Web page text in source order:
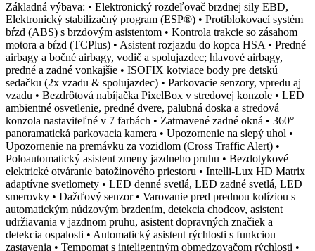
Základná výbava: • Elektronický rozdeľovač brzdnej sily EBD,
Elektronický stabilizačný program (ESP®) • Protiblokovací systém
bŕzd (ABS) s brzdovým asistentom • Kontrola trakcie so zásahom
motora a bŕzd (TCPlus) • Asistent rozjazdu do kopca HSA • Predné
airbagy a bočné airbagy, vodič a spolujazdec; hlavové airbagy,
predné a zadné vonkajšie • ISOFIX kotviace body pre detskú
sedačku (2x vzadu & spolujazdec) • Parkovacie senzory, vpredu aj
vzadu • Bezdrôtová nabíjačka PixelBox v stredovej konzole • LED
ambientné osvetlenie, predné dvere, palubná doska a stredová
konzola nastaviteľné v 7 farbách • Zatmavené zadné okná • 360°
panoramatická parkovacia kamera • Upozornenie na slepý uhol •
Upozornenie na premávku za vozidlom (Cross Traffic Alert) •
Poloautomatický asistent zmeny jazdneho pruhu • Bezdotykové
elektrické otváranie batožinového priestoru • Intelli-Lux HD Matrix
adaptívne svetlomety • LED denné svetlá, LED zadné svetlá, LED
smerovky • Dažďový senzor • Varovanie pred prednou kolíziou s
automatickým núdzovým brzdením, detekcia chodcov, asistent
udržiavania v jazdnom pruhu, asistent dopravných značiek a
detekcia ospalosti • Automatický asistent rýchlosti s funkciou
zastavenia • Tempomat s inteligentným obmedzovačom rýchlosti •